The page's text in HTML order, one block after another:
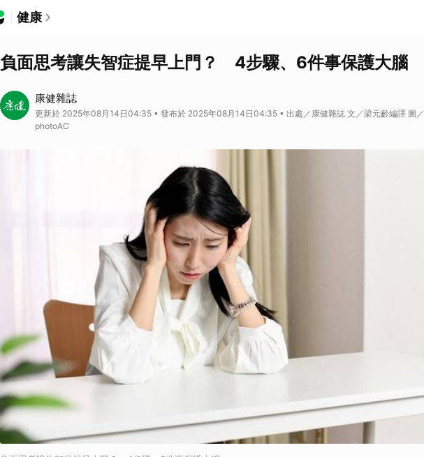
健康
負面思考讓失智症提早上門？ 4步驟、6件事保護大腦
康健雜誌
更新於 2025年08月14日04:35 • 發布於 2025年08月14日04:35 • 出處／康健雜誌 文／梁元齡編譯 圖／
photoAC